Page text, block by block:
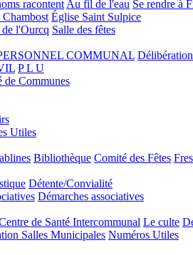
racontentAu fil de l'eau Se rendre à
Église Saint Sulpice
de l'Ourcq Salle des fêtes
COMMUNAL
P L U
de Communes
Utiles
Bibliothèque Comité des Fêtes
Détente/Convialité
Démarches associatives
de Santé Intercommunal Le culte
Salles Municipales Numéros Utiles